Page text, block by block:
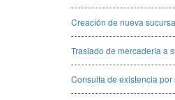
Creación de nueva
Traslado de mercadería a
Consulta de existencia por